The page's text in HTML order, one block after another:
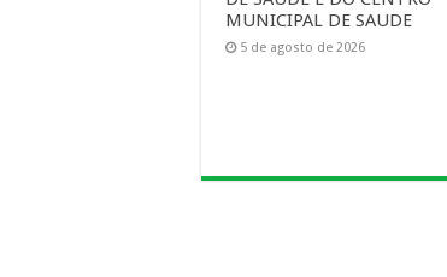
MUNICIPAL DE SAUDE
5 de agosto de 2026